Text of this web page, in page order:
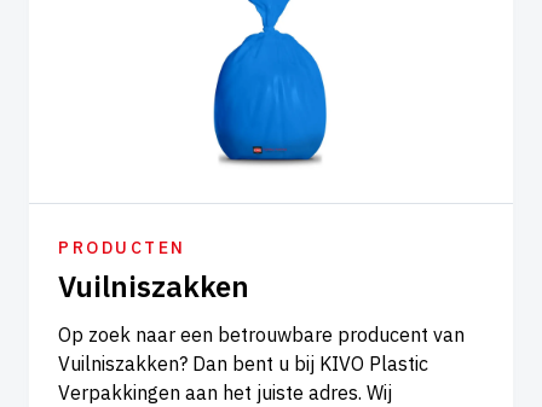
PRODUCTEN
Vuilniszakken
Op zoek naar een betrouwbare producent van
Vuilniszakken? Dan bent u bij KIVO Plastic
Verpakkingen aan het juiste adres. Wij